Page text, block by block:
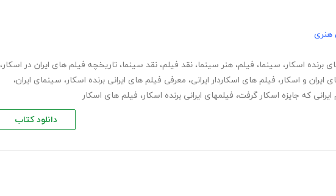
هنری
برنده اسکار، سینما، فیلم، هنر سینما، نقد فیلم، نقد سینما، تاریخچه فیلم های ایران در اسکار،
ایران و اسکار، فیلم های اسکاردار ایرانی، معرفی فیلم های ایرانی برنده اسکار، سینمای ایران،
ایرانی که جایزه اسکار گرفت، فیلمهای ایرانی برنده اسکار، فیلم های اسکار
دانلود کتاب